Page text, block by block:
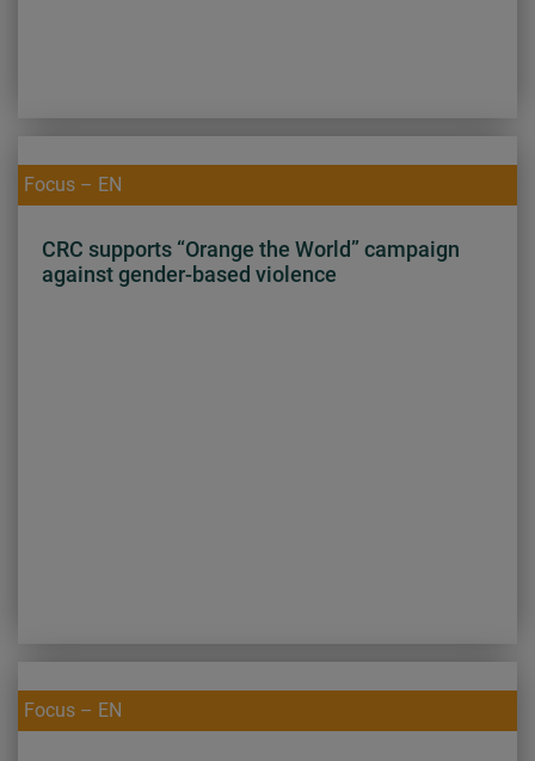
Focus – EN
CRC supports “Orange the World” campaign
against gender-based violence
Focus – EN